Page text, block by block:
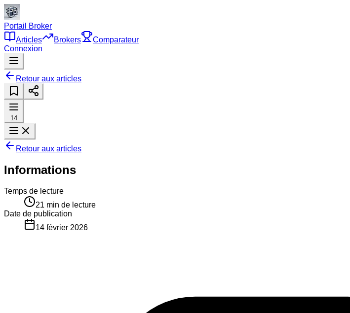
Portail Broker
Articles
Brokers
Comparateur
Connexion
Retour aux articles
14
Retour aux articles
Informations
Temps de lecture
21 min de lecture
Date de publication
14 février 2026